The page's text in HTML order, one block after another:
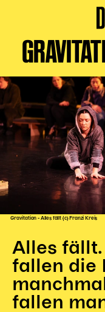
PROGRAMM
Spielplan
Vorstellungen
Festivals
Wild & Schön
Gastspiele
Extras
Available for
MITSPIELEN
Macht Wahn
Kinder Kunst
Gravitation - Alles fällt (c) Franzi Kreis
Alles
fallen die
fallen